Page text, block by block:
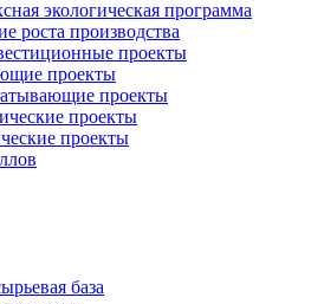
экологическая программа
роста производства
проекты
проекты
проекты
проекты
проекты
база